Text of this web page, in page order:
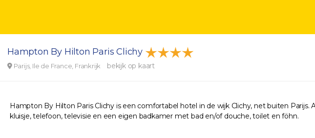
Hampton By Hilton Paris Clichy
Parijs, Ile de France, Frankrijk bekijk op kaart
Hampton By Hilton Paris Clichy is een comfortabel hotel in de wijk Clichy, net buiten
kluisje, telefoon, televisie en een eigen badkamer met bad en/of douche, toilet en föhn.